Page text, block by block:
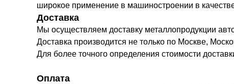
широкое применение в машиностроении в
Доставка
Мы осуществляем доставку металлопродукции
Доставка производится не только по Москве,
Для более точного определения стоимости
Оплата